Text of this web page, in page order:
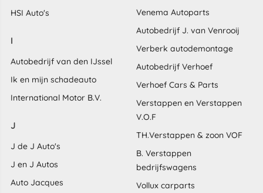
HSI Auto's
I
Autobedrijf van den IJssel
Ik en mijn schadeauto
International Motor B.V.
J
J de J Auto's
J en J Autos
Auto Jacques
Venema Autoparts
Autobedrijf J. van Venrooij
Verberk autodemontage
Autobedrijf Verhoef
Verhoef Cars & Parts
Verstappen en Verstappen
V.O.F
TH.Verstappen & zoon VOF
B. Verstappen
bedrijfswagens
Vollux carparts